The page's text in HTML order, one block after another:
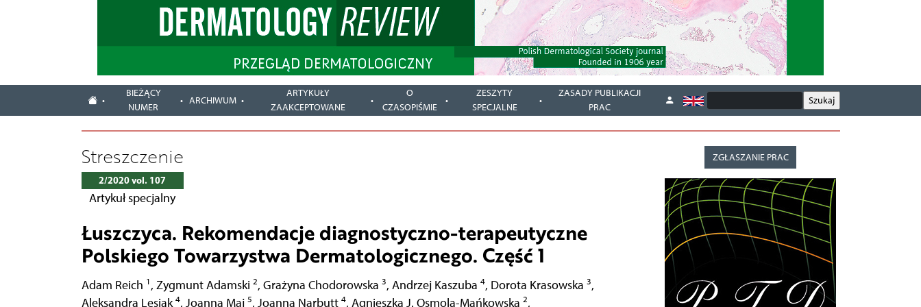
BIEŻĄCY
NUMER
ARCHIWUM
ARTYKUŁY
ZAAKCEPTOWANE
O
CZASOPIŚMIE
ZESZYTY
SPECJALNE
ZASADY PUBLIKACJI
PRAC
Streszczenie
2/2020 vol. 107
Artykuł specjalny
Łuszczyca. Rekomendacje diagnostyczno-terapeutyczne
Polskiego Towarzystwa Dermatologicznego. Część 1
Adam Reich 1 , Zygmunt Adamski 2, Grażyna Chodorowska 3, Andrzej Kaszuba 4, Dorota Krasowska 3,
Aleksandra Lesiak 4, Joanna Maj 5, Joanna Narbutt 4, Agnieszka J. Osmola-Mańkowska 2,
ZGŁASZANIE PRAC